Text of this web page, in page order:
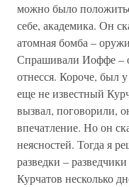
можно было
себе, академика. Он
атомная бомба –
Спрашивали Иоффе –
отнесся. Короче, был
еще не известный
вызвал, поговорили,
впечатление. Но он
неясностей. Тогда я
разведки –
Курчатов несколько